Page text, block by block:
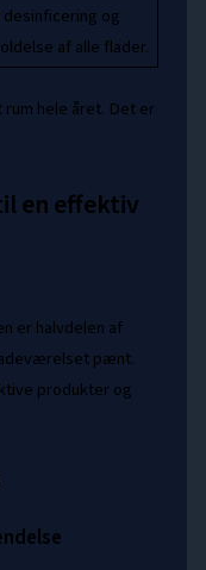
og
af alle flader.
hele året. Det er
en effektiv
er halvdelen af
pænt.
produkter og